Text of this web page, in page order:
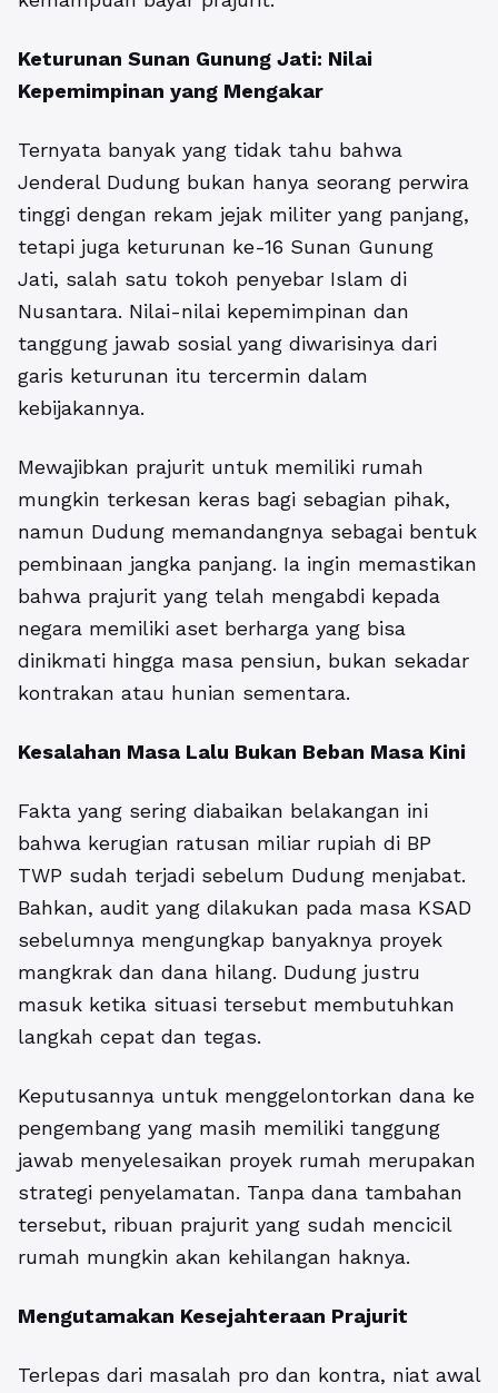
Keturunan Sunan Gunung Jati: Nilai
Kepemimpinan yang Mengakar
Ternyata banyak yang tidak tahu bahwa
Jenderal Dudung bukan hanya seorang perwira
tinggi dengan rekam jejak militer yang panjang,
tetapi juga keturunan ke-16 Sunan Gunung
Jati, salah satu tokoh penyebar Islam di
Nusantara. Nilai-nilai kepemimpinan dan
tanggung jawab sosial yang diwarisinya dari
garis keturunan itu tercermin dalam
kebijakannya.
Mewajibkan prajurit untuk memiliki rumah
mungkin terkesan keras bagi sebagian pihak,
namun Dudung memandangnya sebagai bentuk
pembinaan jangka panjang. Ia ingin memastikan
bahwa prajurit yang telah mengabdi kepada
negara memiliki aset berharga yang bisa
dinikmati hingga masa pensiun, bukan sekadar
kontrakan atau hunian sementara.
Kesalahan Masa Lalu Bukan Beban Masa Kini
Fakta yang sering diabaikan belakangan ini
bahwa kerugian ratusan miliar rupiah di BP
TWP sudah terjadi sebelum Dudung menjabat.
Bahkan, audit yang dilakukan pada masa KSAD
sebelumnya mengungkap banyaknya proyek
mangkrak dan dana hilang. Dudung justru
masuk ketika situasi tersebut membutuhkan
langkah cepat dan tegas.
Keputusannya untuk menggelontorkan dana ke
pengembang yang masih memiliki tanggung
jawab menyelesaikan proyek rumah merupakan
strategi penyelamatan. Tanpa dana tambahan
tersebut, ribuan prajurit yang sudah mencicil
rumah mungkin akan kehilangan haknya.
Mengutamakan Kesejahteraan Prajurit
Terlepas dari masalah pro dan kontra, niat awal